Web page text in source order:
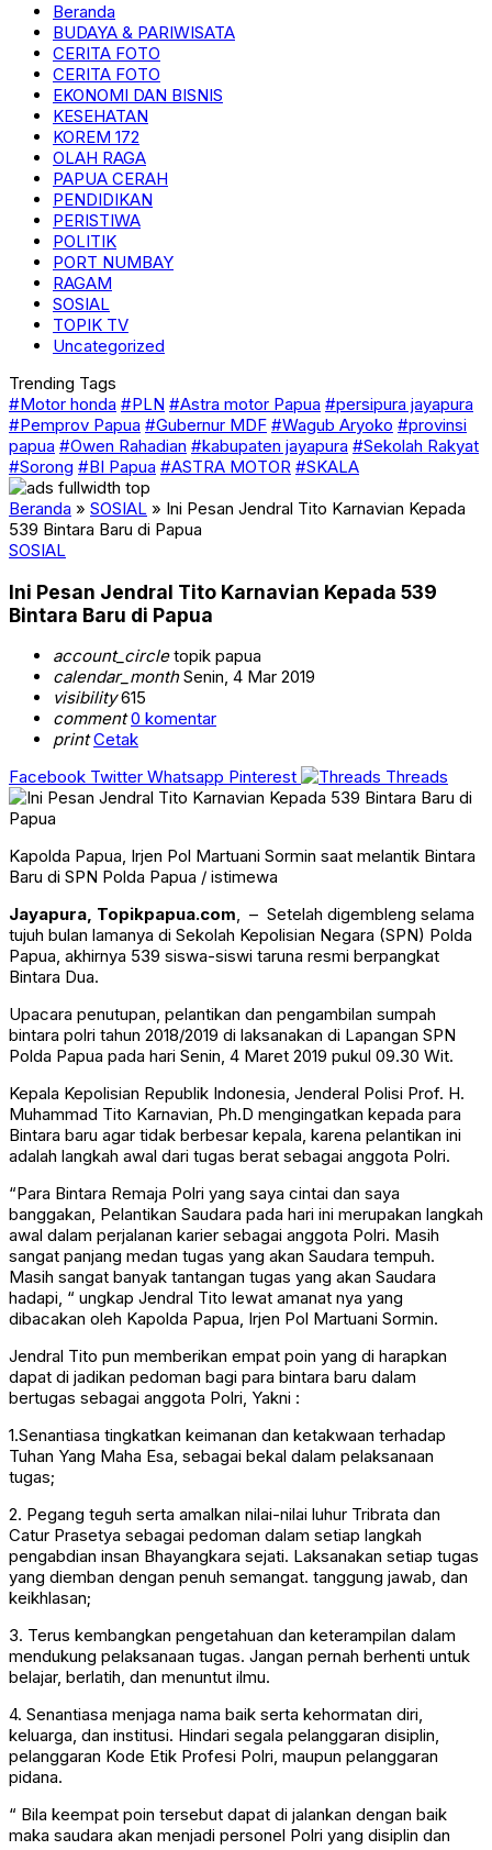
Beranda
BUDAYA & PARIWISATA
CERITA FOTO
CERITA FOTO
EKONOMI DAN BISNIS
KESEHATAN
KOREM 172
OLAH RAGA
PAPUA CERAH
PENDIDIKAN
PERISTIWA
POLITIK
PORT NUMBAY
RAGAM
SOSIAL
TOPIK TV
Uncategorized
Trending Tags
#Motor honda #PLN #Astra motor Papua #persipura jayapura
#Pemprov Papua #Gubernur MDF #Wagub Aryoko #provinsi
papua #Owen Rahadian #kabupaten jayapura #Sekolah Rakyat
#Sorong #BI Papua #ASTRA MOTOR #SKALA
Beranda » SOSIAL » Ini Pesan Jendral Tito Karnavian Kepada
539 Bintara Baru di Papua
SOSIAL
Ini Pesan Jendral Tito Karnavian Kepada 539
Bintara Baru di Papua
account_circletopik papua
calendar_monthSenin, 4 Mar 2019
visibility615
comment 0 komentar
print Cetak
Facebook Twitter Whatsapp Pinterest Threads
Kapolda Papua, Irjen Pol Martuani Sormin saat melantik Bintara
Baru di SPN Polda Papua / istimewa
Jayapura, Topikpapua.com, – Setelah digembleng selama
tujuh bulan lamanya di Sekolah Kepolisian Negara (SPN) Polda
Papua, akhirnya 539 siswa-siswi taruna resmi berpangkat
Bintara Dua.
Upacara penutupan, pelantikan dan pengambilan sumpah
bintara polri tahun 2018/2019 di laksanakan di Lapangan SPN
Polda Papua pada hari Senin, 4 Maret 2019 pukul 09.30 Wit.
Kepala Kepolisian Republik Indonesia, Jenderal Polisi Prof. H.
Muhammad Tito Karnavian, Ph.D mengingatkan kepada para
Bintara baru agar tidak berbesar kepala, karena pelantikan ini
adalah langkah awal dari tugas berat sebagai anggota Polri.
“Para Bintara Remaja Polri yang saya cintai dan saya
banggakan, Pelantikan Saudara pada hari ini merupakan langkah
awal dalam perjalanan karier sebagai anggota Polri. Masih
sangat panjang medan tugas yang akan Saudara tempuh.
Masih sangat banyak tantangan tugas yang akan Saudara
hadapi, “ ungkap Jendral Tito lewat amanat nya yang
dibacakan oleh Kapolda Papua, Irjen Pol Martuani Sormin.
Jendral Tito pun memberikan empat poin yang di harapkan
dapat di jadikan pedoman bagi para bintara baru dalam
bertugas sebagai anggota Polri, Yakni :
1.Senantiasa tingkatkan keimanan dan ketakwaan terhadap
Tuhan Yang Maha Esa, sebagai bekal dalam pelaksanaan
tugas;
2. Pegang teguh serta amalkan nilai-nilai luhur Tribrata dan
Catur Prasetya sebagai pedoman dalam setiap langkah
pengabdian insan Bhayangkara sejati. Laksanakan setiap tugas
yang diemban dengan penuh semangat. tanggung jawab, dan
keikhlasan;
3. Terus kembangkan pengetahuan dan keterampilan dalam
mendukung pelaksanaan tugas. Jangan pernah berhenti untuk
belajar, berlatih, dan menuntut ilmu.
4. Senantiasa menjaga nama baik serta kehormatan diri,
keluarga, dan institusi. Hindari segala pelanggaran disiplin,
pelanggaran Kode Etik Profesi Polri, maupun pelanggaran
pidana.
“ Bila keempat poin tersebut dapat di jalankan dengan baik
maka saudara akan menjadi personel Polri yang disiplin dan